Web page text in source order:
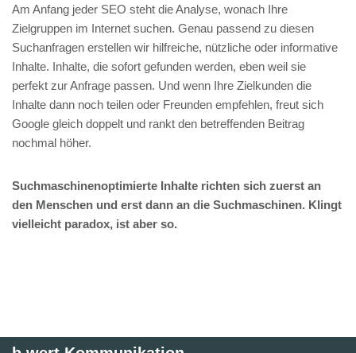
Am Anfang jeder SEO steht die Analyse, wonach Ihre
Zielgruppen im Internet suchen. Genau passend zu diesen
Suchanfragen erstellen wir hilfreiche, nützliche oder informative
Inhalte. Inhalte, die sofort gefunden werden, eben weil sie
perfekt zur Anfrage passen. Und wenn Ihre Zielkunden die
Inhalte dann noch teilen oder Freunden empfehlen, freut sich
Google gleich doppelt und rankt den betreffenden Beitrag
nochmal höher.
Suchmaschinenoptimierte Inhalte richten sich zuerst an
den Menschen und erst dann an die Suchmaschinen. Klingt
vielleicht paradox, ist aber so.